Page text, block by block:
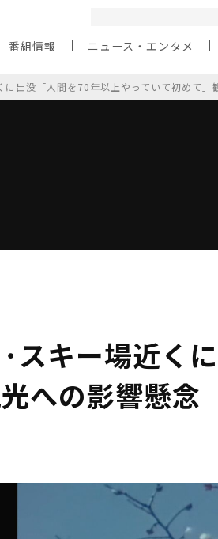
番組情報 ニュース・エンタメ
出没「人間を70年以上やっていて初めて」
スキー場近く
への影響懸念